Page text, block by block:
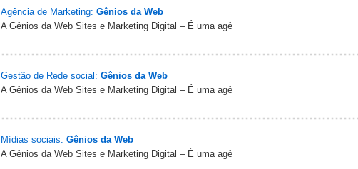
Agência de Marketing: Gênios da Web
A Gênios da Web Sites e Marketing Digital – É uma agê
Gestão de Rede social: Gênios da Web
A Gênios da Web Sites e Marketing Digital – É uma agê
Mídias sociais: Gênios da Web
A Gênios da Web Sites e Marketing Digital – É uma agê